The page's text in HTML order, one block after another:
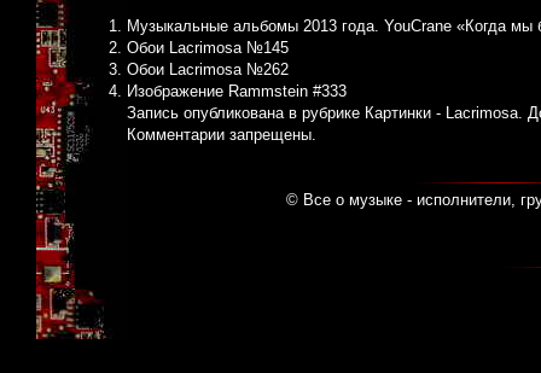
Музыкальные альбомы 2013 года. YouCrane «Когда мы
Обои Lacrimosa №145
Обои Lacrimosa №262
Изображение Rammstein #333
Запись опубликована в рубрике Картинки - Lacrimosa.
Комментарии запрещены.
© Все о музыке - исполнители,